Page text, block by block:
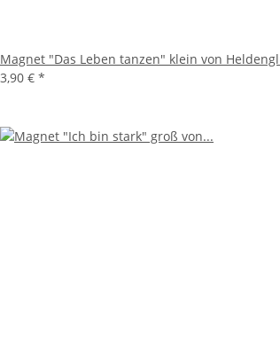
Magnet "Das Leben tanzen" klein von
3,90 € *